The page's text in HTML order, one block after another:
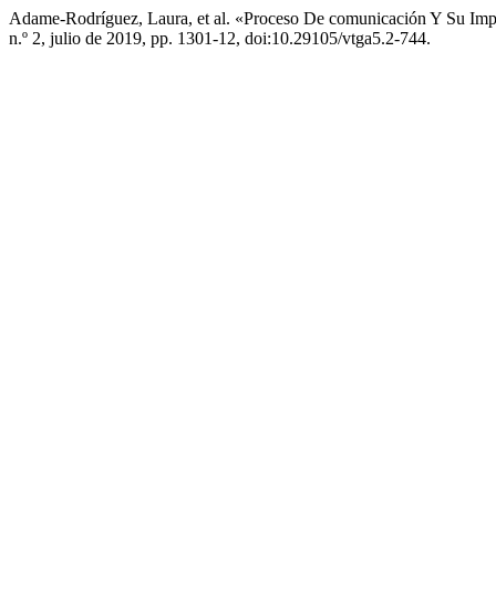
Adame-Rodríguez, Laura, et al. «Proceso De comunicación Y Su
n.º 2, julio de 2019, pp. 1301-12, doi:10.29105/vtga5.2-744.